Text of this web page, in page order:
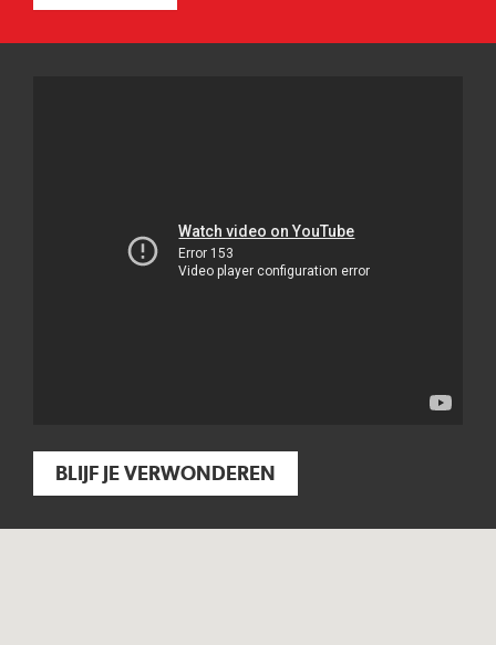
BLIJF JE VERWONDEREN